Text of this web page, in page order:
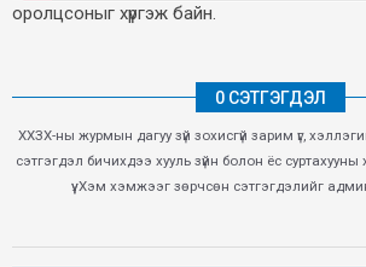
оролцсоныг хүргэж байн.
0 СЭТГЭГДЭЛ
ХХЗХ-ны журмын дагуу зүй зохисгүй зарим үг,
сэтгэгдэл бичихдээ хууль зүйн болон ёс
үү. Хэм хэмжээг зөрчсөн сэтгэгдэлийг